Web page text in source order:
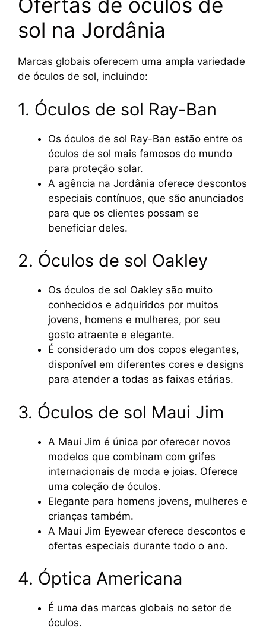
sol na Jordânia
Marcas globais oferecem uma ampla variedade
de óculos de sol, incluindo:
1. Óculos de sol Ray-Ban
Os óculos de sol Ray-Ban estão entre os
óculos de sol mais famosos do mundo
para proteção solar.
A agência na Jordânia oferece descontos
especiais contínuos, que são anunciados
para que os clientes possam se
beneficiar deles.
2. Óculos de sol Oakley
Os óculos de sol Oakley são muito
conhecidos e adquiridos por muitos
jovens, homens e mulheres, por seu
gosto atraente e elegante.
É considerado um dos copos elegantes,
disponível em diferentes cores e designs
para atender a todas as faixas etárias.
3. Óculos de sol Maui Jim
A Maui Jim é única por oferecer novos
modelos que combinam com grifes
internacionais de moda e joias. Oferece
uma coleção de óculos.
Elegante para homens jovens, mulheres e
crianças também.
A Maui Jim Eyewear oferece descontos e
ofertas especiais durante todo o ano.
4. Óptica Americana
É uma das marcas globais no setor de
óculos.